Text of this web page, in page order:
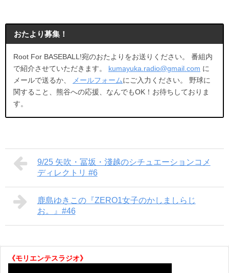
おたより募集！
Root For BASEBALL!宛のおたよりをお送りください。 番組内
で紹介させていただきます。 kumayuka.radio@gmail.com に
メールで送るか、
メールフォームにご入力ください。 野球に
関すること、熊谷への応援、なんでもOK！お待ちしておりま
す。
9/25 矢吹・冨坂・淺越のシチュエーションコメ
ディレクトリ #6
鹿島ゆきこの『ZERO1女子のかしましらじ
お。』#46
《モリエンテスラジオ》